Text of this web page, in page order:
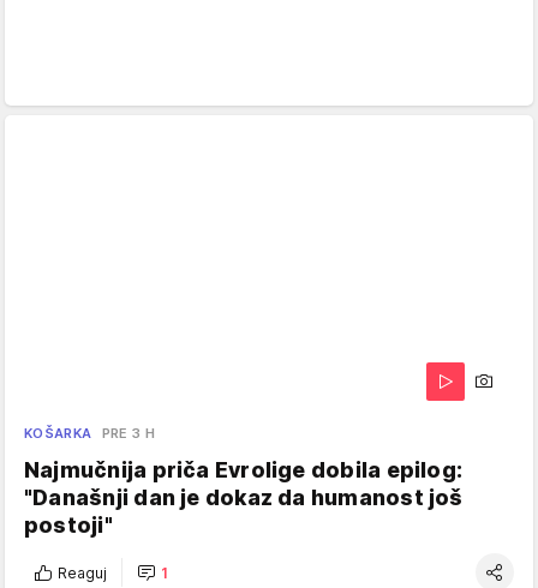
KOŠARKA PRE 3 H
Najmučnija priča Evrolige dobila epilog:
"Današnji dan je dokaz da humanost još
postoji"
Reaguj 1